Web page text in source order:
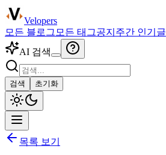
Velopers
모든 블로그 모든 태그공지 주간 인기글
AI 검색
검색 초기화
목록 보기